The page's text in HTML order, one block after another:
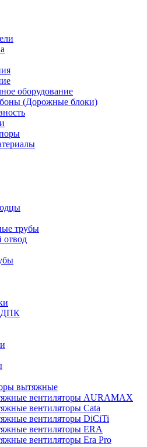
оборудование
(Дорожные блоки)
трубы
отвод
ДПК
вытяжные
вентиляторы AURAMAX
вентиляторы Cata
вентиляторы DiCiTi
вентиляторы ERA
вентиляторы Era Pro